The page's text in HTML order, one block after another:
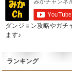
ダンジョン攻略やガチ
ます♪
ランキング